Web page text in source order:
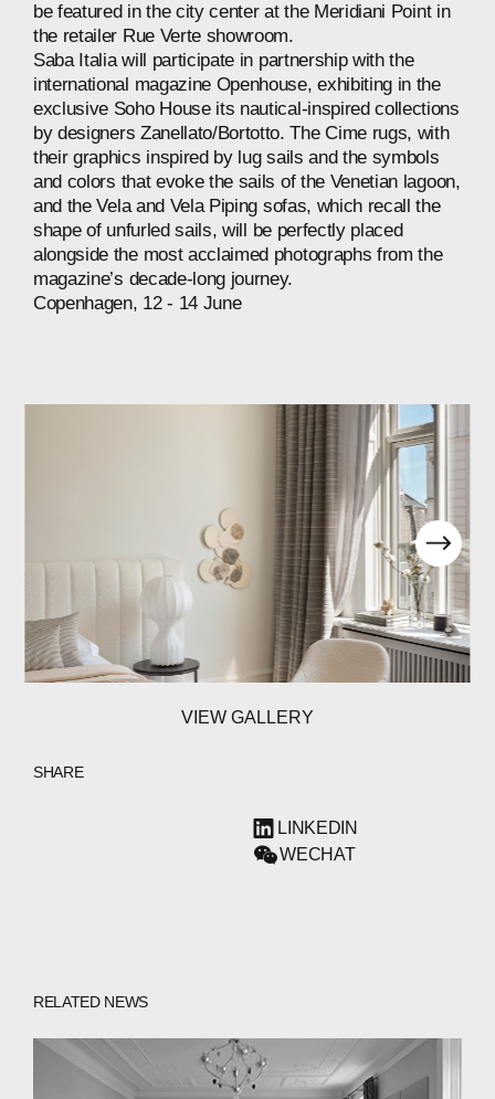
be featured in the city center at the Meridiani Point in
the retailer Rue Verte showroom.
Saba Italia will participate in partnership with the
international magazine Openhouse, exhibiting in the
exclusive Soho House its nautical-inspired collections
by designers Zanellato/Bortotto. The Cime rugs, with
their graphics inspired by lug sails and the symbols
and colors that evoke the sails of the Venetian lagoon,
and the Vela and Vela Piping sofas, which recall the
shape of unfurled sails, will be perfectly placed
alongside the most acclaimed photographs from the
magazine’s decade-long journey.
Copenhagen, 12 - 14 June
VIEW GALLERY
SHARE
LINKEDIN
WECHAT
RELATED NEWS